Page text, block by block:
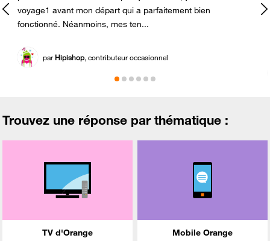
voyage1 avant mon départ qui a parfaitement bien
fonctionné. Néanmoins, mes ten...
par Hipishop, contributeur occasionnel
Trouvez une réponse par thématique :
TV d'Orange Mobile Orange